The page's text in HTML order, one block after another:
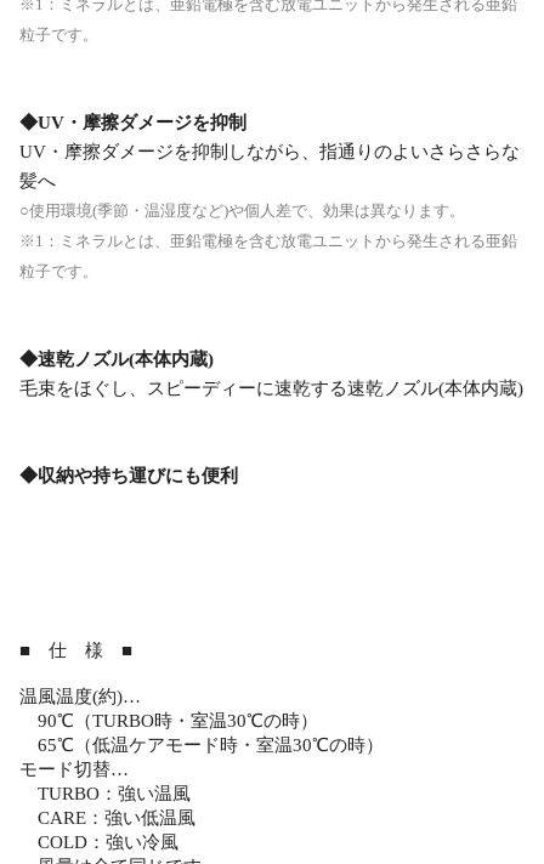
※1：ミネラルとは、亜鉛電極を含む放電ユニットから発生される亜鉛
粒子です。
◆UV・摩擦ダメージを抑制
UV・摩擦ダメージを抑制しながら、指通りのよいさらさらな
髪へ
○使用環境(季節・温湿度など)や個人差で、効果は異なります。
※1：ミネラルとは、亜鉛電極を含む放電ユニットから発生される亜鉛
粒子です。
◆速乾ノズル(本体内蔵)
毛束をほぐし、スピーディーに速乾する速乾ノズル(本体内蔵)
◆収納や持ち運びにも便利
■ 仕 様 ■
温風温度(約)…
90℃（TURBO時・室温30℃の時）
65℃（低温ケアモード時・室温30℃の時）
モード切替…
TURBO：強い温風
CARE：強い低温風
COLD：強い冷風